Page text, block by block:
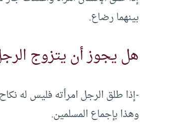
بينهما رضاع.
هل يجوز أن يتزوج
-إذا طلق الرجل امرأته فليس له نكاح
وهذا بإجماع المسلمين.